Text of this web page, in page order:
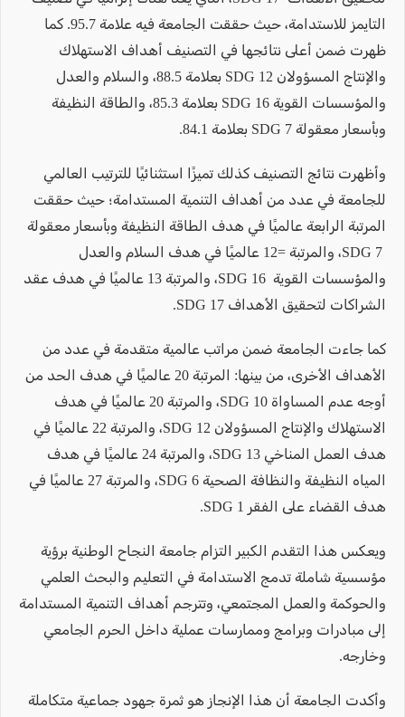
التايمز للاستدامة، حيث حققت الجامعة فيه علامة 95.7. كما
ظهرت ضمن أعلى نتائجها في التصنيف أهداف الاستهلاك
والإنتاج المسؤولان SDG 12 بعلامة 88.5، والسلام والعدل
والمؤسسات القوية SDG 16 بعلامة 85.3، والطاقة النظيفة
وبأسعار معقولة SDG 7 بعلامة 84.1.
وأظهرت نتائج التصنيف كذلك تميزًا استثنائيًا للترتيب العالمي
للجامعة في عدد من أهداف التنمية المستدامة؛ حيث حققت
المرتبة الرابعة عالميًا في هدف الطاقة النظيفة وبأسعار معقولة
SDG 7، والمرتبة =12 عالميًا في هدف السلام والعدل
والمؤسسات القوية SDG 16، والمرتبة 13 عالميًا في هدف عقد
الشراكات لتحقيق الأهداف SDG 17.
كما جاءت الجامعة ضمن مراتب عالمية متقدمة في عدد من
الأهداف الأخرى، من بينها: المرتبة 20 عالميًا في هدف الحد من
أوجه عدم المساواة SDG 10، والمرتبة 20 عالميًا في هدف
الاستهلاك والإنتاج المسؤولان SDG 12، والمرتبة 22 عالميًا في
هدف العمل المناخي SDG 13، والمرتبة 24 عالميًا في هدف
المياه النظيفة والنظافة الصحية SDG 6، والمرتبة 27 عالميًا في
هدف القضاء على الفقر SDG 1.
ويعكس هذا التقدم الكبير التزام جامعة النجاح الوطنية برؤية
مؤسسية شاملة تدمج الاستدامة في التعليم والبحث العلمي
والحوكمة والعمل المجتمعي، وتترجم أهداف التنمية المستدامة
إلى مبادرات وبرامج وممارسات عملية داخل الحرم الجامعي
وخارجه.
وأكدت الجامعة أن هذا الإنجاز هو ثمرة جهود جماعية متكاملة